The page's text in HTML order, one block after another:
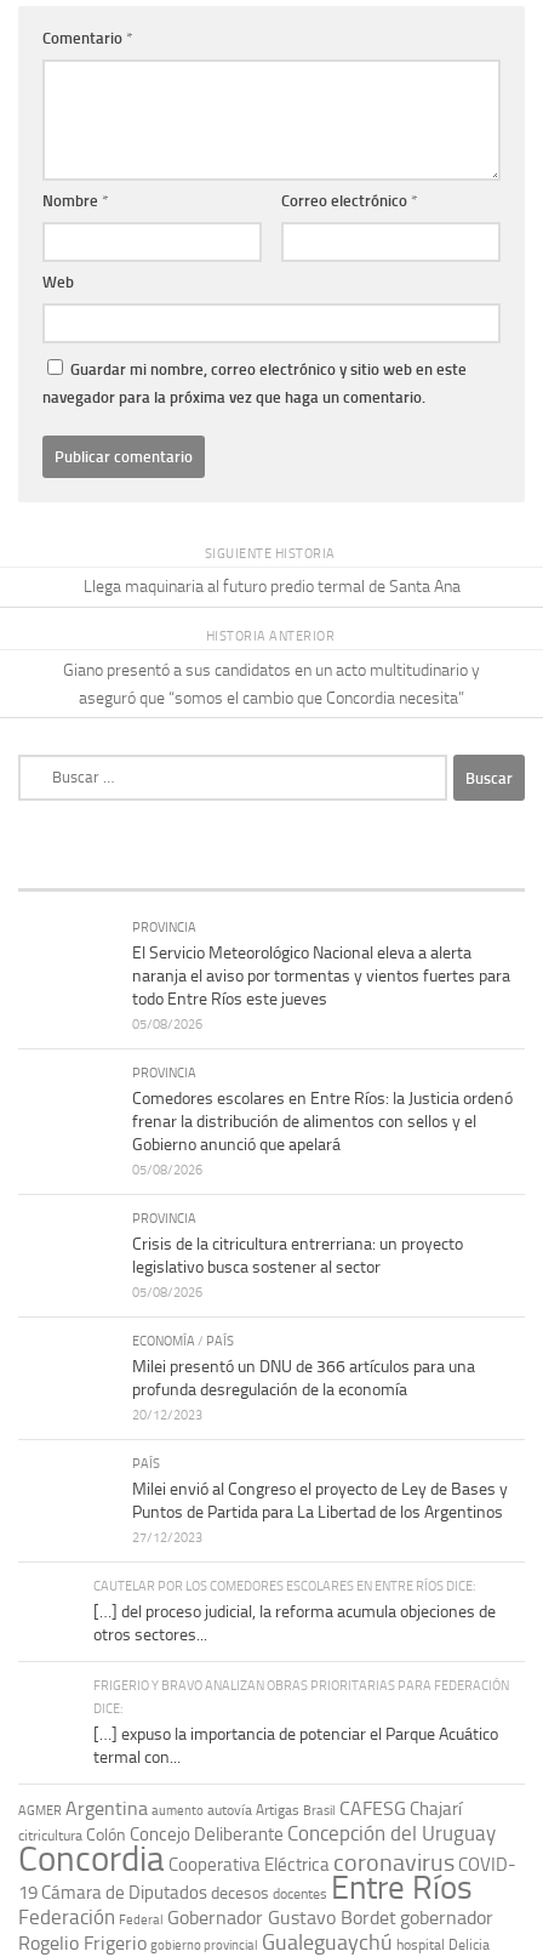
Comentario *
Nombre * Correo electrónico *
Web
Guardar mi nombre, correo electrónico y sitio web en este
navegador para la próxima vez que haga un comentario.
SIGUIENTE HISTORIA
Llega maquinaria al futuro predio termal de Santa Ana
HISTORIA ANTERIOR
Giano presentó a sus candidatos en un acto multitudinario y
aseguró que “somos el cambio que Concordia necesita”
Buscar:
PROVINCIA
El Servicio Meteorológico Nacional eleva a alerta
naranja el aviso por tormentas y vientos fuertes para
todo Entre Ríos este jueves
05/08/2026
PROVINCIA
Comedores escolares en Entre Ríos: la Justicia ordenó
frenar la distribución de alimentos con sellos y el
Gobierno anunció que apelará
05/08/2026
PROVINCIA
Crisis de la citricultura entrerriana: un proyecto
legislativo busca sostener al sector
05/08/2026
ECONOMÍA / PAÍS
Milei presentó un DNU de 366 artículos para una
profunda desregulación de la economía
20/12/2023
PAÍS
Milei envió al Congreso el proyecto de Ley de Bases y
Puntos de Partida para La Libertad de los Argentinos
27/12/2023
CAUTELAR POR LOS COMEDORES ESCOLARES EN ENTRE RÍOS DICE:
[…] del proceso judicial, la reforma acumula objeciones de
otros sectores...
FRIGERIO Y BRAVO ANALIZAN OBRAS PRIORITARIAS PARA FEDERACIÓN
DICE:
[…] expuso la importancia de potenciar el Parque Acuático
termal con...
AGMER Argentina aumento autovía Artigas Brasil CAFESG Chajarí
citricultura Colón Concejo Deliberante Concepción del Uruguay
Concordia Cooperativa Eléctrica coronavirus COVID-
19 Cámara de Diputadosdecesos docentes Entre Ríos
Federación Federal Gobernador Gustavo Bordet gobernador
Rogelio Frigerio gobierno provincial Gualeguaychú hospital Delicia